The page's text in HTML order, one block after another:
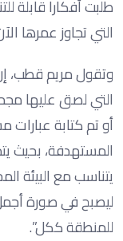
طلبت أفكارا قابلة
التي تجاوز عمرها
وتقول مريم قطب،
التي لصق عليها
أو تم كتابة
المستهدفة، بحيث
يتناسب مع البيئة
ليصبح في صورة أجمل
للمنطقة ككل”.